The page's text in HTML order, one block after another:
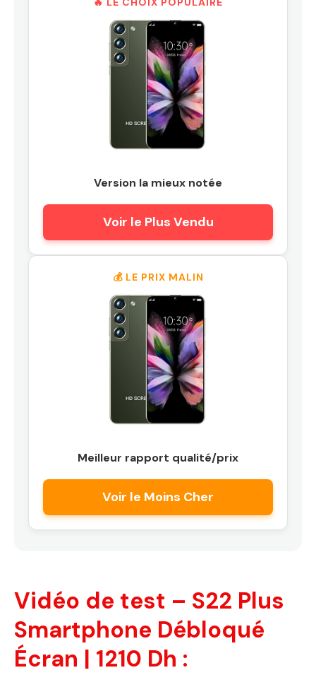
Version la mieux notée
Voir le Plus Vendu
💰 LE PRIX MALIN
Meilleur rapport qualité/prix
Voir le Moins Cher
Vidéo de test – S22 Plus
Smartphone Débloqué
Écran | 1210 Dh :